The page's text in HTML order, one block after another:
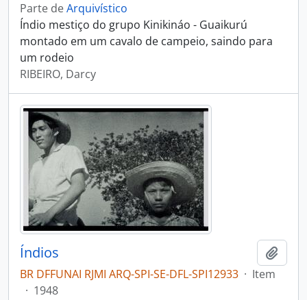
Parte deArquivístico
Índio mestiço do grupo Kinikináo - Guaikurú
montado em um cavalo de campeio, saindo para
um rodeio
RIBEIRO, Darcy
Índios
BR DFFUNAI RJMI ARQ-SPI-SE-DFL-SPI12933 · Item
· 1948